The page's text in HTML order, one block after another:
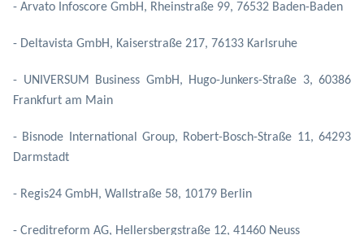
- Arvato Infoscore GmbH, Rheinstraße 99, 76532 Baden-Baden
- Deltavista GmbH, Kaiserstraße 217, 76133 Karlsruhe
- UNIVERSUM Business GmbH, Hugo-Junkers-Straße 3, 60386
Frankfurt am Main
- Bisnode International Group, Robert-Bosch-Straße 11, 64293
Darmstadt
- Regis24 GmbH, Wallstraße 58, 10179 Berlin
- Creditreform AG, Hellersbergstraße 12, 41460 Neuss